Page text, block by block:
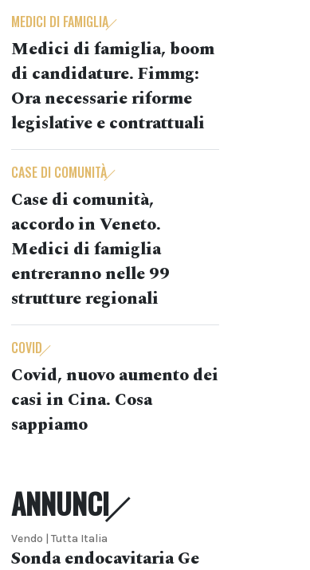
MEDICI DI FAMIGLIA
Medici di famiglia, boom
di candidature. Fimmg:
Ora necessarie riforme
legislative e contrattuali
CASE DI COMUNITÀ
Case di comunità,
accordo in Veneto.
Medici di famiglia
entreranno nelle 99
strutture regionali
COVID
Covid, nuovo aumento dei
casi in Cina. Cosa
sappiamo
ANNUNCI
Vendo | Tutta Italia
Sonda endocavitaria Ge